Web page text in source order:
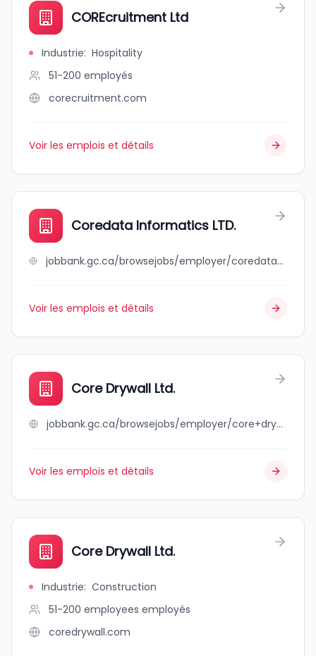
COREcruitment Ltd
Industrie: Hospitality
51-200 employés
corecruitment.com
Voir les emplois et détails
Coredata Informatics LTD.
jobbank.gc.ca/browsejobs/employer/coredata+informatics+ltd./ca
Voir les emplois et détails
Core Drywall Ltd.
jobbank.gc.ca/browsejobs/employer/core+drywall+ltd./ca
Voir les emplois et détails
Core Drywall Ltd.
Industrie: Construction
51-200 employees employés
coredrywall.com